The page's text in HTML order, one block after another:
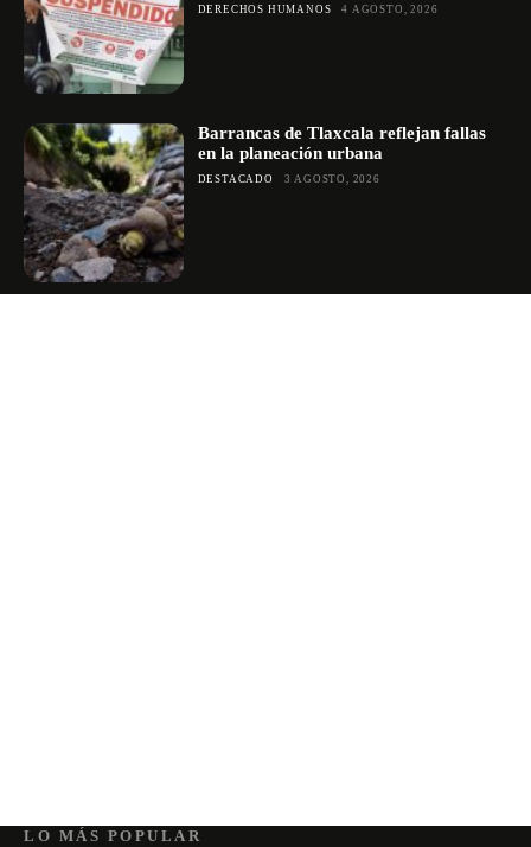
DERECHOS HUMANOS 4 AGOSTO, 2026
Barrancas de Tlaxcala reflejan fallas
en la planeación urbana
DESTACADO 3 AGOSTO, 2026
LO MÁS POPULAR